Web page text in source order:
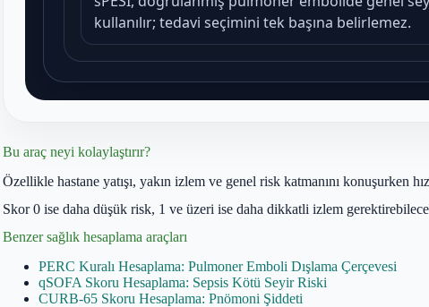
Bu araç neyi kolaylaştırır?
Özellikle hastane yatışı, yakın izlem ve genel risk katmanını konuşurken
Skor 0 ise daha düşük risk, 1 ve üzeri ise daha dikkatli izlem
Benzer sağlık hesaplama araçları
PERC Kuralı Hesaplama: Pulmoner Emboli Dışlama Çerçevesi
qSOFA Skoru Hesaplama: Sepsis Kötü Seyir Riski
CURB-65 Skoru Hesaplama: Pnömoni Şiddeti